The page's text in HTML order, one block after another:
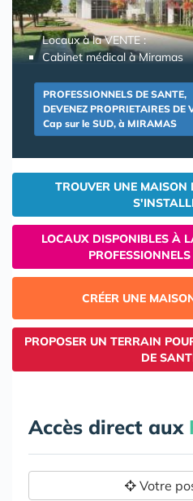
Locaux à la VENTE :
Cabinet médical à Miramas
PROFESSIONNELS DE SANTE,
DEVENEZ PROPRIETAIRES DE
Cap sur le SUD, à MIRAMAS
TROUVER UNE MAISON
LOCAUX DISPONIBLES À
CRÉER UNE
PROPOSER UN TERRAIN
DE
Accès direct aux
Votre